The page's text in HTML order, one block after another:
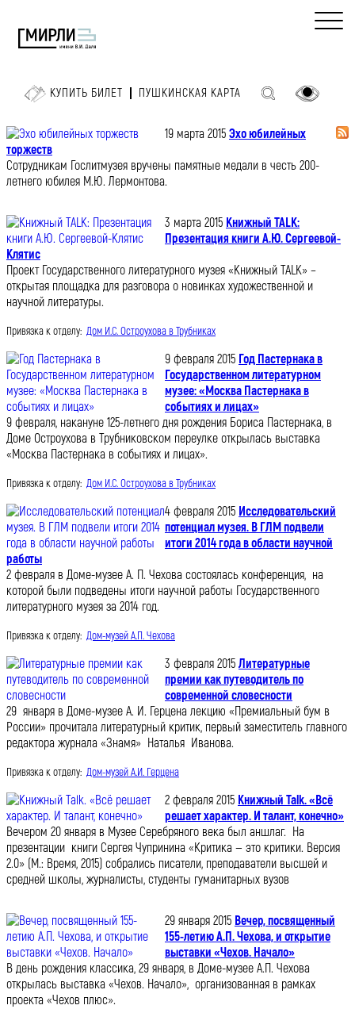
КУПИТЬ БИЛЕТ ПУШКИНСКАЯ КАРТА
19 марта 2015 Эхо юбилейных
торжеств
Сотрудникам Гослитмузея вручены памятные медали в честь 200-
летнего юбилея М.Ю. Лермонтова.
3 марта 2015 Книжный TALK:
Презентация книги А.Ю. Сергеевой-
Клятис
Проект Государственного литературного музея «Книжный TALK» –
открытая площадка для разговора о новинках художественной и
научной литературы.
Привязка к отделу: Дом И.С. Остроухова в Трубниках
9 февраля 2015 Год Пастернака в
Государственном литературном
музее: «Москва Пастернака в
событиях и лицах»
9 февраля, накануне 125-летнего дня рождения Бориса Пастернака, в
Доме Остроухова в Трубниковском переулке открылась выставка
«Москва Пастернака в событиях и лицах».
Привязка к отделу: Дом И.С. Остроухова в Трубниках
4 февраля 2015 Исследовательский
потенциал музея. В ГЛМ подвели
итоги 2014 года в области научной
работы
2 февраля в Доме-музее А. П. Чехова состоялась конференция, на
которой были подведены итоги научной работы Государственного
литературного музея за 2014 год.
Привязка к отделу: Дом-музей А.П. Чехова
3 февраля 2015 Литературные
премии как путеводитель по
современной словесности
29 января в Доме-музее А. И. Герцена лекцию «Премиальный бум в
России» прочитала литературный критик, первый заместитель главного
редактора журнала «Знамя» Наталья Иванова.
Привязка к отделу: Дом-музей А.И. Герцена
2 февраля 2015 Книжный Talk. «Всё
решает характер. И талант, конечно»
Вечером 20 января в Музее Серебряного века был аншлаг. На
презентации книги Сергея Чупринина «Критика — это критики. Версия
2.0» (М.: Время, 2015) собрались писатели, преподаватели высшей и
средней школы, журналисты, студенты гуманитарных вузов
29 января 2015 Вечер, посвященный
155-летию А.П. Чехова, и открытие
выставки «Чехов. Начало»
В день рождения классика, 29 января, в Доме-музее А.П. Чехова
открылась выставка «Чехов. Начало», организованная в рамках
проекта «Чехов плюс».